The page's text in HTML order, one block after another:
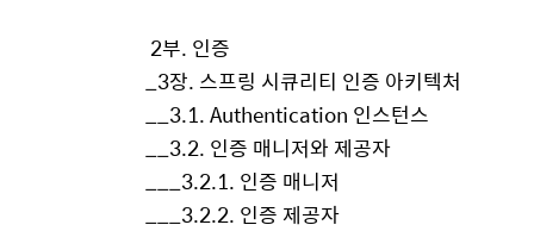
2부. 인증
_3장. 스프링 시큐리티 인증 아키텍처
__3.1. Authentication 인스턴스
__3.2. 인증 매니저와 제공자
___3.2.1. 인증 매니저
___3.2.2. 인증 제공자